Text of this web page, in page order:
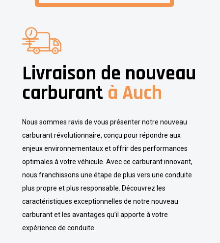
Livraison de nouveau
carburant à Auch
Nous sommes ravis de vous présenter notre nouveau
carburant révolutionnaire, conçu pour répondre aux
enjeux environnementaux et offrir des performances
optimales à votre véhicule. Avec ce carburant innovant,
nous franchissons une étape de plus vers une conduite
plus propre et plus responsable. Découvrez les
caractéristiques exceptionnelles de notre nouveau
carburant et les avantages qu’il apporte à votre
expérience de conduite.